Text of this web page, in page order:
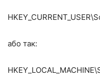
або так: